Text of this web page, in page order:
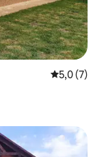
Vlerësimi
5,0 (7)